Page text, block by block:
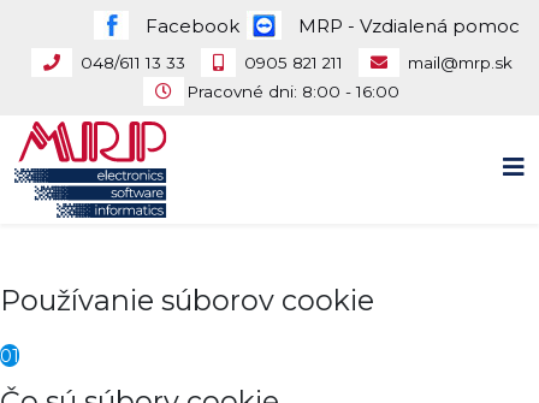
Facebook MRP - Vzdialená pomoc
048/611 13 33 0905 821 211
mail@mrp.sk
Pracovné dni: 8:00 - 16:00
Používanie súborov cookie
01